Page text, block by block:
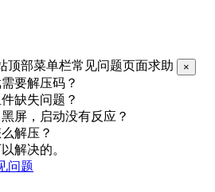
顶部菜单栏常见问题页面求助 ×
要解压码？
缺失问题？
屏，启动没有反应？
解压？
解决的。
问题